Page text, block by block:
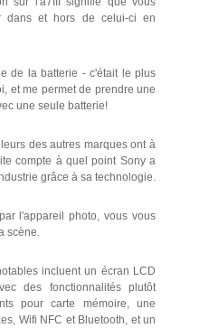
dans et hors de celui-ci en
de la batterie - c'était le plus
et me permet de prendre une
une seule batterie!
des autres marques ont à
compte à quel point Sony a
grâce à sa technologie.
l'appareil photo, vous vous
scène.
incluent un écran LCD
des fonctionnalités plutôt
pour carte mémoire, une
Wifi NFC et Bluetooth, et un